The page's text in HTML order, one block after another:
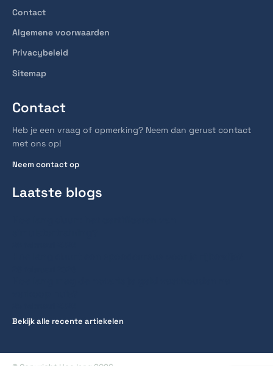
Contact
Algemene voorwaarden
Privacybeleid
Sitemap
Contact
Heb je een vraag of opmerking? Neem dan gerust contact
met ons op!
Neem contact op
Laatste blogs
Bekijk alle recente artiekelen